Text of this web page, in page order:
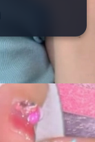
https://issiloo.edu.vn/mau-mong-tay-cho-be-gai